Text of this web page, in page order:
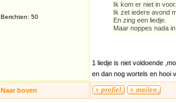
Berichten: 50
Ik kom er niet in voor.
Ik zet iedere avond
En zing een liedje.
Maar noppes nada
1 liedje is niet voldoende
en dan nog wortels en hooi
Naar boven